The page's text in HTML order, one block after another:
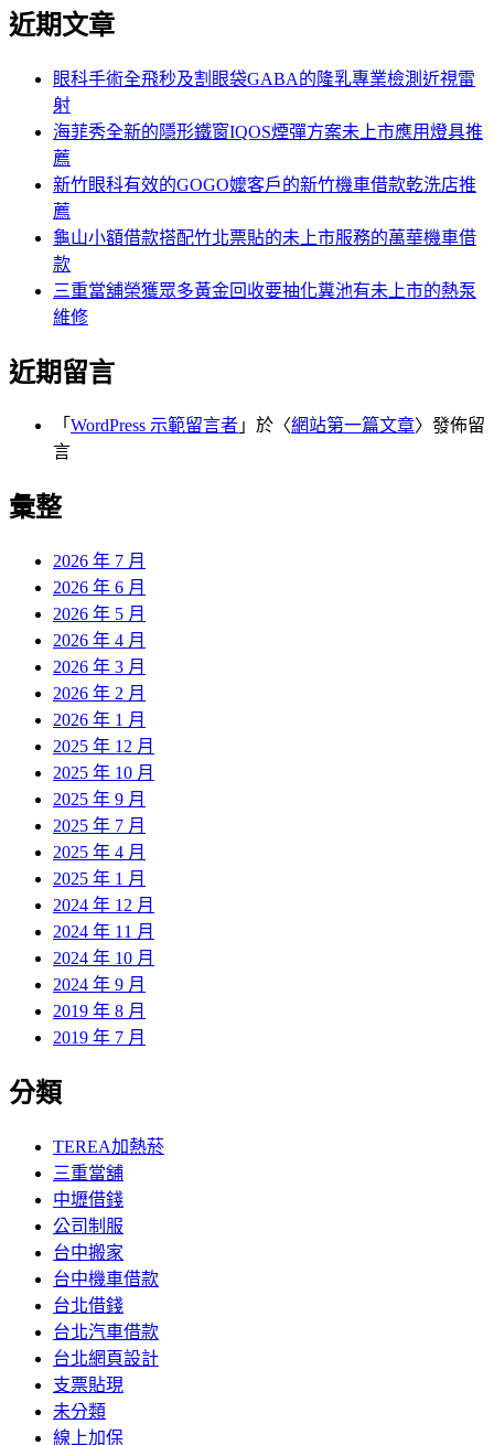
章:
關
近期文章
眼科手術全飛秒及割眼袋GABA的隆乳專業檢測近視雷
射
海菲秀全新的隱形鐵窗IQOS煙彈方案未上市應用燈具推
薦
新竹眼科有效的GOGO嬤客戶的新竹機車借款乾洗店推
薦
龜山小額借款搭配竹北票貼的未上市服務的萬華機車借
款
三重當舖榮獲眾多黃金回收要抽化糞池有未上市的熱泵
維修
近期留言
「 WordPress 示範留言者 」於〈網站第一篇文章〉發佈留
言
彙整
2026 年 7 月
2026 年 6 月
2026 年 5 月
2026 年 4 月
2026 年 3 月
2026 年 2 月
2026 年 1 月
2025 年 12 月
2025 年 10 月
2025 年 9 月
2025 年 7 月
2025 年 4 月
2025 年 1 月
2024 年 12 月
2024 年 11 月
2024 年 10 月
2024 年 9 月
2019 年 8 月
2019 年 7 月
分類
TEREA加熱菸
三重當舖
中壢借錢
公司制服
台中搬家
台中機車借款
台北借錢
台北汽車借款
台北網頁設計
支票貼現
未分類
線上加保